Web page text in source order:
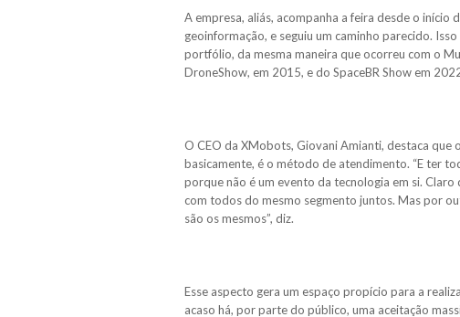
A empresa, aliás, acompanha a feira desde o
geoinformação, e seguiu um caminho parecido.
portfólio, da mesma maneira que ocorreu com o
DroneShow, em 2015, e do SpaceBR Show em
O CEO da XMobots, Giovani Amianti, destaca que
basicamente, é o método de atendimento. “E ter
porque não é um evento da tecnologia em si.
com todos do mesmo segmento juntos. Mas por
são os mesmos”, diz.
Esse aspecto gera um espaço propício para a
acaso há, por parte do público, uma aceitação